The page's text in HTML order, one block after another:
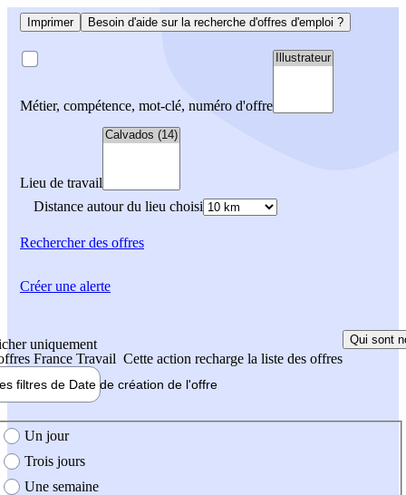
Imprimer Besoin d'aide sur la recherche d'offres d'emploi ?
Métier, compétence, mot-clé, numéro d'offre
Lieu de travail
Distance autour du lieu choisi
Rechercherdes offres
uniquement
France Travail Cette action recharge la liste des offres
Qui sont
filtres de Date de création de l'offre
création de l'offre
Un jour
Trois jours
Une semaine
Créer une alerte